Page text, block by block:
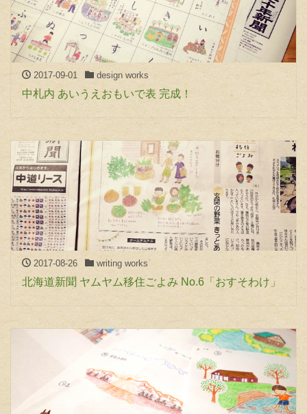
2017-09-01 design works
中札内 あいうえおもいで表 完成！
2017-08-26 writing works
北海道新聞 ヤムヤム移住ごよみ No.6「おすそわけ」